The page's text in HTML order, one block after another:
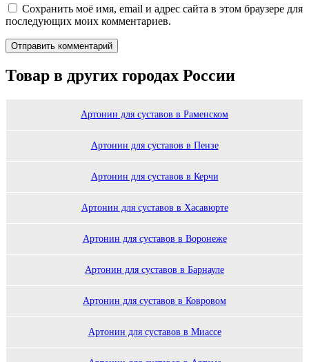
Сохранить моё имя, email и адрес сайта в этом браузере для
последующих моих комментариев.
Товар в других городах России
Артонин для суставов в Раменском
Артонин для суставов в Пензе
Артонин для суставов в Керчи
Артонин для суставов в Хасавюрте
Артонин для суставов в Воронеже
Артонин для суставов в Барнауле
Артонин для суставов в Ковровом
Артонин для суставов в Миассе